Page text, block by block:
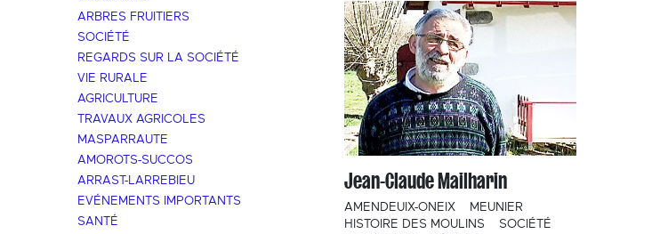
ARBRES FRUITIERS
SOCIÉTÉ
REGARDS SUR LA SOCIÉTÉ
VIE RURALE
AGRICULTURE
TRAVAUX AGRICOLES
MASPARRAUTE
AMOROTS-SUCCOS
ARRAST-LARREBIEU
EVÉNEMENTS IMPORTANTS
SANTÉ
Jean-Claude Mailharin
AMENDEUIX-ONEIX
MEUNIER
HISTOIRE DES MOULINS
SOCIÉTÉ